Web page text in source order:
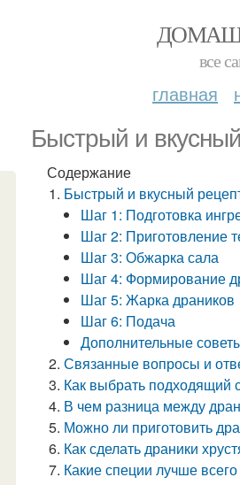
все
главная
Быстрый и
Содержание
Быстрый и вкусный
Шаг 1: Подготовка
Шаг 2: Приготовление
Шаг 3: Обжарка сала
Шаг 4: Формирование
Шаг 5: Жарка драников
Шаг 6: Подача
Дополнительные
Связанные вопросы и
Как выбрать подходящий
В чем разница между
Можно ли приготовить
Как сделать драники
Какие специи лучше